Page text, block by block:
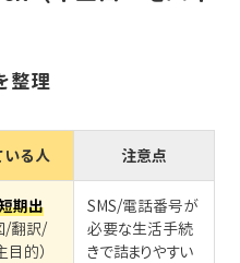
整理
いる人 注意点
期出
/翻訳/
的）
SMS/電話番号が
必要な生活手続
きで詰まりやすい